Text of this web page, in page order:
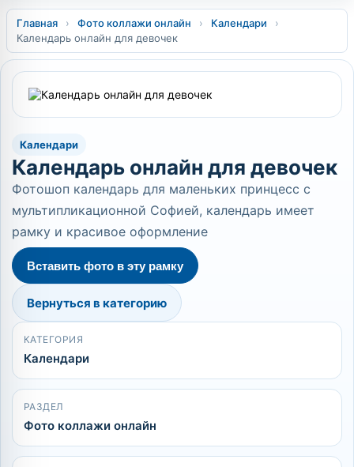
Главная › Фото коллажи онлайн › Календари
›
Календарь онлайн для девочек
Календари
Календарь онлайн для девочек
Фотошоп календарь для маленьких принцесс с
мультипликационной Софией, календарь имеет
рамку и красивое оформление
Вставить фото в эту рамку
Вернуться в категорию
КАТЕГОРИЯ
Календари
РАЗДЕЛ
Фото коллажи онлайн